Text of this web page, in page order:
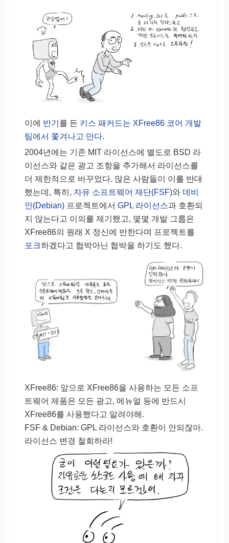
이에 반기 를 든 키스 패커드는 XFree86 코어 개발
팀에서 쫓겨나고 만다.
2004년에는 기존 MIT 라이선스에 별도로 BSD 라
이선스와 같은 광고 조항을 추가해서 라이선스를
더 제한적으로 바꾸었다. 많은 사람들이 이를 반대
했는데, 특히, 자유 소프트웨어 재단(FSF)와 데비
안(Debian)프로젝트에서 GPL 라이선스과 호환되
지 않는다고 이의를 제기했고, 몇몇 개발 그룹은
XFree86의 원래 X 정신에 반한다며 프로젝트를
포크하겠다고 협박아닌 협박을 하기도 했다.
XFree86: 앞으로 XFree86을 사용하는 모든 소프
트웨어 제품은 모든 광고, 메뉴얼 등에 반드시
XFree86를 사용했다고 알려야해.
FSF & Debian: GPL 라이선스와 호환이 안되잖아.
라이선스 변경 철회하라!